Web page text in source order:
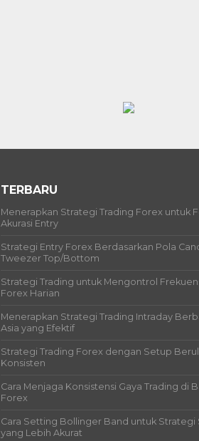
TERBARU
Menerapkan Strategi Trading Forex untuk
Akurasi Entry
Strategi Entry Forex Berdasarkan Pola
Tweezer Top/Bottom
Strategi Trading untuk Mengontrol
Forex Harian
Menerapkan Strategi Trading Intraday
Asia yang Efektif
Strategi Trading Forex dengan Setup
Konsisten
Cara Menjaga Konsistensi Gaya Trading di
Forex
Cara Setting Bollinger Band untuk Strategi
yang Lebih Akurat